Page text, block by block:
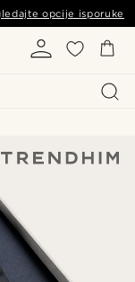
opcije isporuke